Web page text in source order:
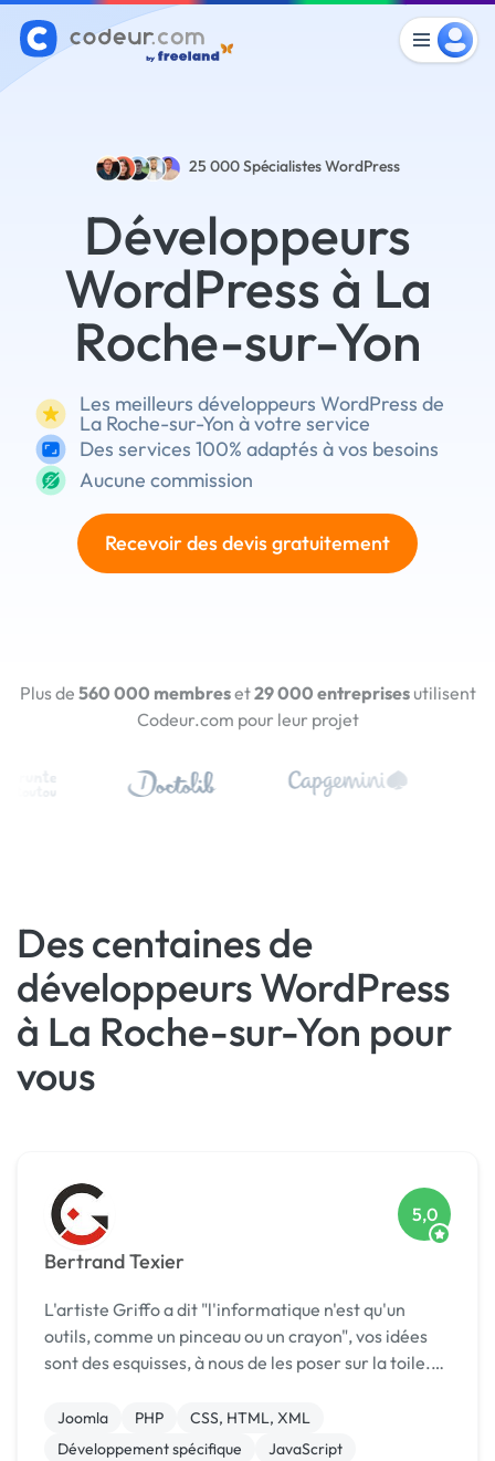
25 000Spécialistes WordPress
Développeurs
WordPress à La
Roche-sur-Yon
Les meilleurs développeurs WordPress de
La Roche-sur-Yon à votre service
Des services 100% adaptés à vos besoins
Aucune commission
Recevoir des devis gratuitement
Plus de 560 000 membreset29 000 entreprisesutilisent
Codeur.com pour leur projet
Des centaines de
développeurs WordPress
à La Roche-sur-Yon pour
vous
Bertrand Texier
5,0
L'artiste Griffo a dit "l'informatique n'est qu'un
outils, comme un pinceau ou un crayon", vos idées
sont des esquisses, à nous de les poser sur la toile.
sur les projets de mes clients en tant ...
Joomla PHP
CSS, HTML, XML
Développement spécifique
JavaScript